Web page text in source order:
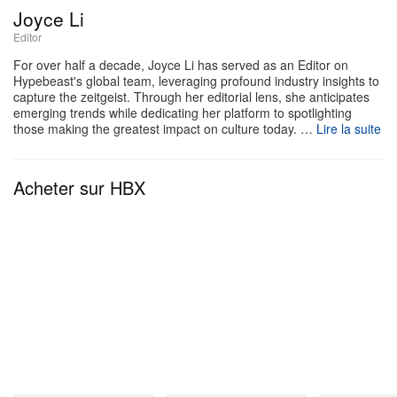
En parfaite harmonie avec les tenues de l’équipe,
ces crampons affichent une superbe palette bicolore
bleu et crème. L’empeigne premium associe un cuir
bleu ciel et crème en base, rehaussé de
superpositions en suède bleu profond qui remontent
Pour affirmer son identité nationale, la cheville
Joyce Li
Editor
For over half a decade, Joyce Li has served as an Editor on
Hypebeast's global team, leveraging profound industry insights to
capture the zeitgeist. Through her editorial lens, she anticipates
emerging trends while dedicating her platform to spotlighting
those making the greatest impact on culture today. … Lire la suite
Acheter sur HBX